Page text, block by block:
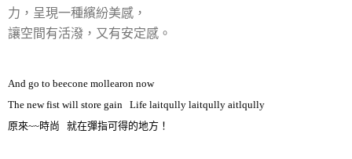
力，呈現一種繽紛美感，
讓空間有活潑，又有安定感。
And go to beecone mollearon now
The new fist will store gain Life laitqully laitqully aitlqully
原來~~時尚 就在彈指可得的地方！